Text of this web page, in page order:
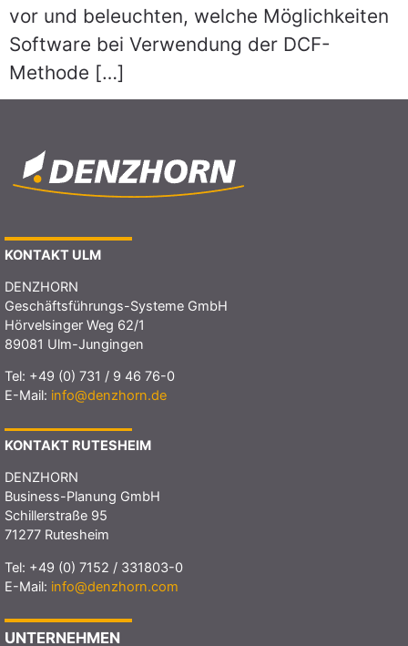
vor und beleuchten, welche Möglichkeiten
Software bei Verwendung der DCF-
Methode […]
KONTAKT ULM
DENZHORN
Geschäftsführungs-Systeme GmbH
Hörvelsinger Weg 62/1
89081 Ulm-Jungingen
Tel: +49 (0) 731 / 9 46 76-0
E-Mail: info@denzhorn.de
KONTAKT RUTESHEIM
DENZHORN
Business-Planung GmbH
Schillerstraße 95
71277 Rutesheim
Tel: +49 (0) 7152 / 331803-0
E-Mail: info@denzhorn.com
UNTERNEHMEN